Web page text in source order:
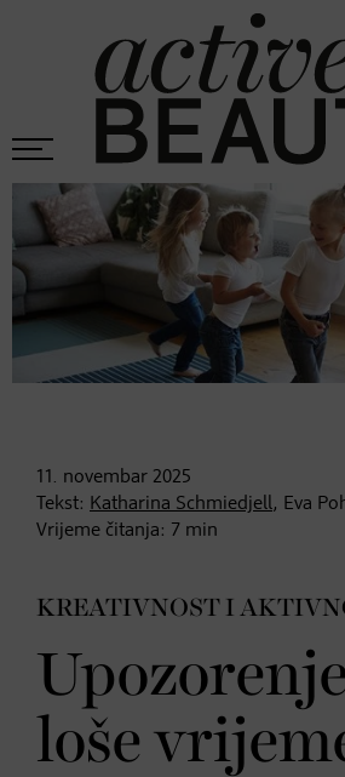
11. novembar 2025
Tekst: Katharina Schmiedjell, Eva
Vrijeme čitanja: 7 min
KREATIVNOST I
loše